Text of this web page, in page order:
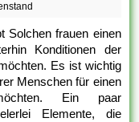
Solchen frauen einen
Konditionen der
Es ist wichtig
Menschen für einen
Ein paar
Elemente, die